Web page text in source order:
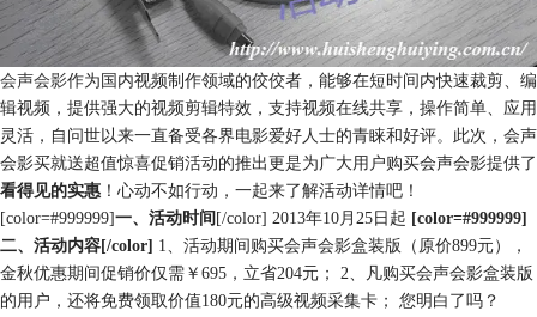
会声会影作为国内视频制作领域的佼佼者，能够在短时间内快速裁剪、编
辑视频，提供强大的视频剪辑特效，支持视频在线共享，操作简单、应用
灵活，自问世以来一直备受各界电影爱好人士的青睐和好评。此次，会声
会影买就送超值惊喜促销活动的推出更是为广大用户购买会声会影提供了
看得见的实惠 ！心动不如行动，一起来了解活动详情吧！
[color=#999999]一、活动时间[/color] 2013年10月25日起 [color=#999999]
二、活动内容[/color] 1、活动期间购买会声会影盒装版（原价899元），
金秋优惠期间促销价仅需￥695，立省204元； 2、凡购买会声会影盒装版
的用户，还将免费领取价值180元的高级视频采集卡； 您明白了吗？